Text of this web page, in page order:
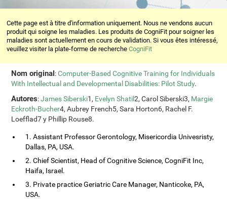
Cette page est à titre d'information uniquement. Nous ne vendons aucun
produit qui soigne les maladies. Les produits de CogniFit pour soigner les
maladies sont actuellement en cours de validation. Si vous êtes intéressé,
veuillez visiter la plate-forme de rechercheCogniFit
Nom original:Computer-Based Cognitive Training for Individuals
With Intellectual and Developmental Disabilities: Pilot Study.
Autores:James Siberski1, Evelyn Shatil2, Carol Siberski3, Margie
Eckroth-Bucher4, Aubrey French5, Sara Horton6, Rachel F.
Loefflad7 y Phillip Rouse8.
1. Assistant Professor Gerontology, Misericordia Univesristy,
Dallas, PA, USA.
2. Chief Scientist, Head of Cognitive Science, CogniFit Inc,
Haifa, Israel.
3. Private practice Geriatric Care Manager, Nanticoke, PA,
USA.